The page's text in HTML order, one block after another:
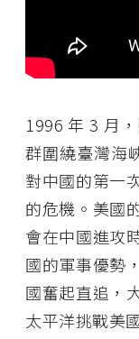
1996 年 3 月
群圍繞臺灣海
對中國的第一
的危機。美國
會在中國進攻
國的軍事優勢
國奮起直追，
太平洋挑戰美